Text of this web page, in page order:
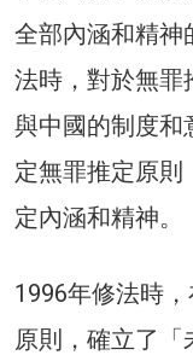
全部內涵和精神
法時，對於無罪
與中國的制度和
定無罪推定原則
定內涵和精神。
1996年修法時
原則，確立了